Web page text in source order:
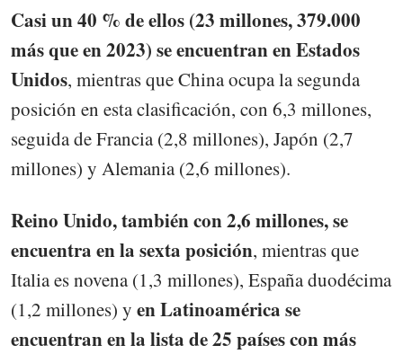
Casi un 40 % de ellos (23 millones, 379.000
más que en 2023) se encuentran en Estados
Unidos, mientras que China ocupa la segunda
posición en esta clasificación, con 6,3 millones,
seguida de Francia (2,8 millones), Japón (2,7
millones) y Alemania (2,6 millones).
Reino Unido, también con 2,6 millones, se
encuentra en la sexta posición, mientras que
Italia es novena (1,3 millones), España duodécima
(1,2 millones) y en Latinoamérica se
encuentran en la lista de 25 países con más